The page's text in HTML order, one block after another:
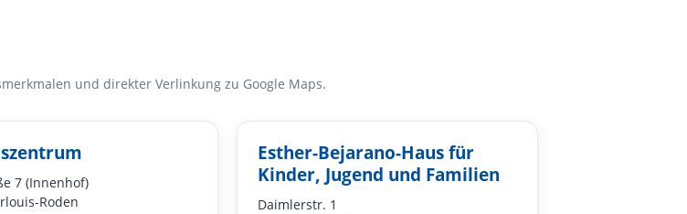
und direkter Verlinkung zu Google Maps.
7 (Innenhof)
Roden
Esther-Bejarano-Haus für
Kinder, Jugend und Familien
Daimlerstr. 1